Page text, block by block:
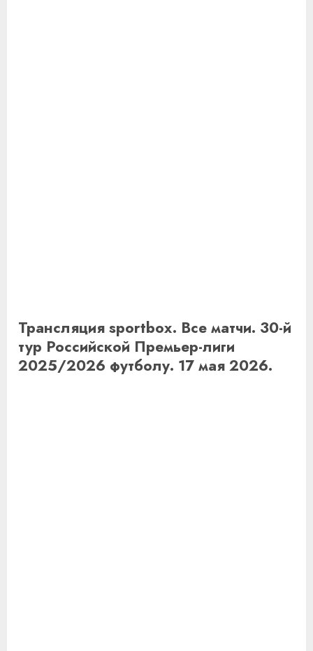
Трансляция sportbox. Все матчи. 30-й
тур Российской Премьер-лиги
2025/2026 футболу. 17 мая 2026.